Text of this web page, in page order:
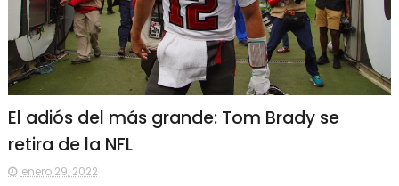
El adiós del más grande: Tom Brady se
retira de la NFL
enero 29, 2022